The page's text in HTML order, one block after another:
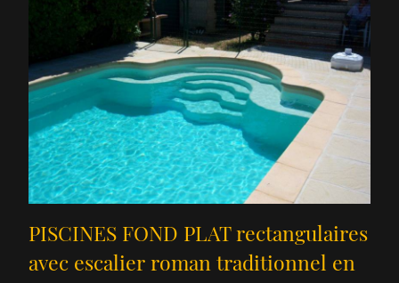
PISCINES FOND PLAT rectangulaires
avec escalier roman traditionnel en